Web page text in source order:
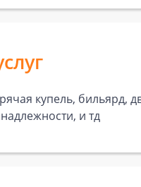
купель, бильярд,
и тд